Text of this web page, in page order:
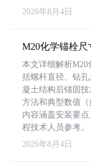
2026年8月4日
M20化学锚栓
本文详细解析
括螺杆直径、钻
凝土结构后锚固技
方法和典型数值（
内容涵盖安装要
程技术人员参考。
2026年8月4日